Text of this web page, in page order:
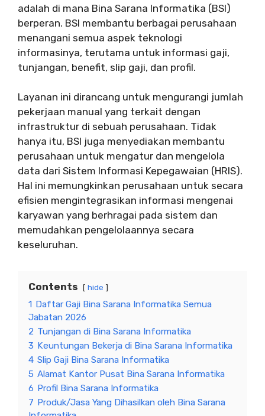
adalah di mana Bina Sarana Informatika (BSI)
berperan. BSI membantu berbagai perusahaan
menangani semua aspek teknologi
informasinya, terutama untuk informasi gaji,
tunjangan, benefit, slip gaji, dan profil.
Layanan ini dirancang untuk mengurangi jumlah
pekerjaan manual yang terkait dengan
infrastruktur di sebuah perusahaan. Tidak
hanya itu, BSI juga menyediakan membantu
perusahaan untuk mengatur dan mengelola
data dari Sistem Informasi Kepegawaian (HRIS).
Hal ini memungkinkan perusahaan untuk secara
efisien mengintegrasikan informasi mengenai
karyawan yang berhragai pada sistem dan
memudahkan pengelolaannya secara
keseluruhan.
Contents hide
1 Daftar Gaji Bina Sarana Informatika Semua
Jabatan 2026
2 Tunjangan di Bina Sarana Informatika
3 Keuntungan Bekerja di Bina Sarana Informatika
4 Slip Gaji Bina Sarana Informatika
5 Alamat Kantor Pusat Bina Sarana Informatika
6 Profil Bina Sarana Informatika
7 Produk/Jasa Yang Dihasilkan oleh Bina Sarana